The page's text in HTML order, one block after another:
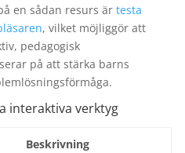
en sådan resurs är testa
, vilket möjliggör att
pedagogisk
på att stärka barns
interaktiva verktyg
Beskrivning